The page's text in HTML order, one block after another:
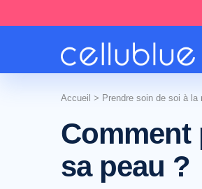
Accueil > Prendre soin de soi à la
Comment
sa peau ?